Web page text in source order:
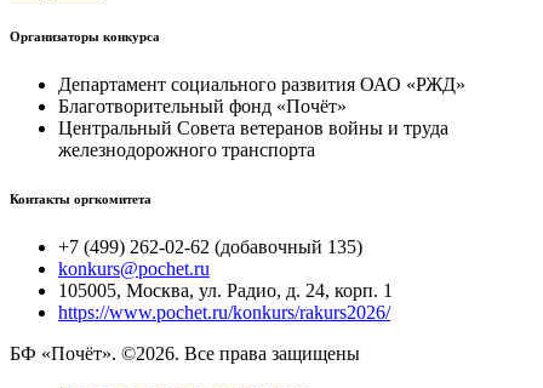
Организаторы конкурса
Департамент социального развития ОАО «РЖД»
Благотворительный фонд «Почёт»
Центральный Совета ветеранов войны и труда
железнодорожного транспорта
Контакты оргкомитета
+7 (499) 262-02-62 (добавочный 135)
konkurs@pochet.ru
105005, Москва, ул. Радио, д. 24, корп. 1
https://www.pochet.ru/konkurs/rakurs2026/
БФ «Почёт». ©2026. Все права защищены